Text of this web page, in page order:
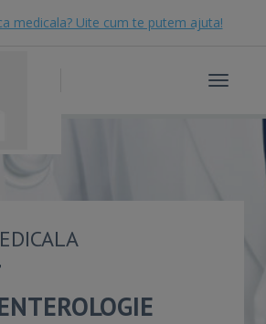
medicala? Uite cum te putem ajuta!
Toggle